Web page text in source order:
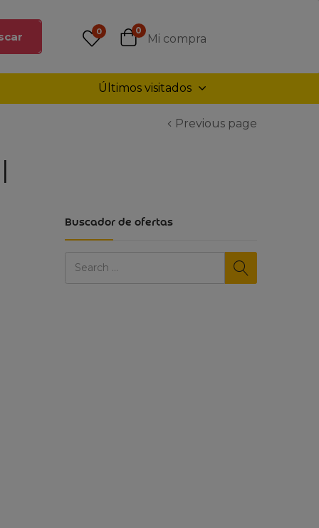
0 0
Mi compra
Últimos visitados
Previous page
Buscador de ofertas